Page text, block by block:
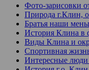
Фото-зарисовки
Природа г.Клин,
Братья наши
История Клина в
Виды Клина и
Спортивная
Интересные